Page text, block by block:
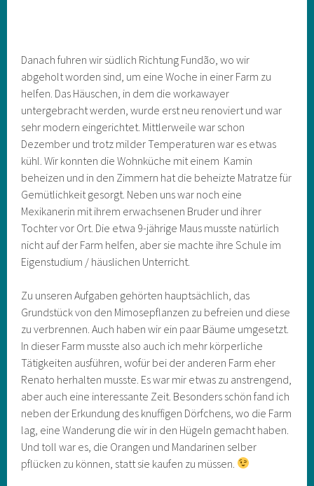
Danach fuhren wir südlich Richtung Fundão, wo wir
abgeholt worden sind, um eine Woche in einer Farm zu
helfen. Das Häuschen, in dem die workawayer
untergebracht werden, wurde erst neu renoviert und war
sehr modern eingerichtet. Mittlerweile war schon
Dezember und trotz milder Temperaturen war es etwas
kühl. Wir konnten die Wohnküche mit einem Kamin
beheizen und in den Zimmern hat die beheizte Matratze für
Gemütlichkeit gesorgt. Neben uns war noch eine
Mexikanerin mit ihrem erwachsenen Bruder und ihrer
Tochter vor Ort. Die etwa 9-jährige Maus musste natürlich
nicht auf der Farm helfen, aber sie machte ihre Schule im
Eigenstudium / häuslichen Unterricht.
Zu unseren Aufgaben gehörten hauptsächlich, das
Grundstück von den Mimosepflanzen zu befreien und diese
zu verbrennen. Auch haben wir ein paar Bäume umgesetzt.
In dieser Farm musste also auch ich mehr körperliche
Tätigkeiten ausführen, wofür bei der anderen Farm eher
Renato herhalten musste. Es war mir etwas zu anstrengend,
aber auch eine interessante Zeit. Besonders schön fand ich
neben der Erkundung des knuffigen Dörfchens, wo die Farm
lag, eine Wanderung die wir in den Hügeln gemacht haben.
Und toll war es, die Orangen und Mandarinen selber
pflücken zu können, statt sie kaufen zu müssen.